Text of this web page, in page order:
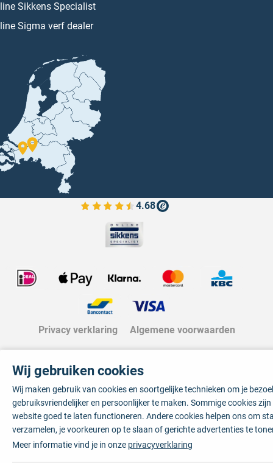
Sikkens Specialist
Sigma verf dealer
4.68
Bekijk de verfplaza beoordelingen
Privacy verklaring Algemene voorwaarden
Wij gebruiken cookies
Wij maken gebruik van cookies en soortgelijke technieken om je
gebruiksvriendelijker en persoonlijker te maken. Sommige cookies
website goed te laten functioneren. Andere cookies helpen ons om
verzamelen, je voorkeuren op te slaan of gerichte advertenties te
Meer informatie vind je in onze privacyverklaring